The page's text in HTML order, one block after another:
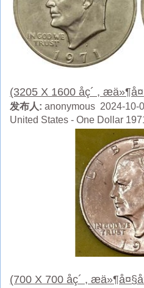
(3205 X 1600 åç´ ,
发布人: anonymous 2024-10-
United States - One Dollar
(700 X 700 åç´ ,